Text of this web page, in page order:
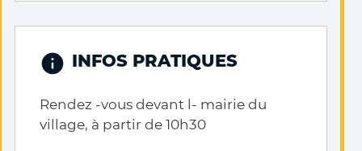
INFOS PRATIQUES
Rendez -vous devant l- mairie du
village, à partir de 10h30